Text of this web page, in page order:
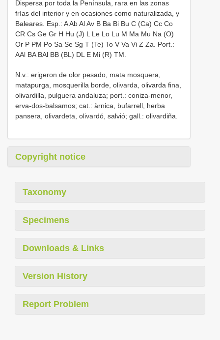
Dispersa por toda la Península, rara en las zonas
frías del interior y en ocasiones como naturalizada, y
Baleares. Esp.: A Ab Al Av B Ba Bi Bu C (Ca) Cc Co
CR Cs Ge Gr H Hu (J) L Le Lo Lu M Ma Mu Na (O)
Or P PM Po Sa Se Sg T (Te) To V Va Vi Z Za. Port.:
AAl BA BAl BB (BL) DL E Mi (R) TM.
N.v.: erigeron de olor pesado, mata mosquera,
matapurga, mosquerilla borde, olivarda, olivarda fina,
olivardilla, pulguera andaluza; port.: coniza-menor,
erva-dos-balsamos; cat.: àrnica, bufarrell, herba
pansera, olivardeta, olivardó, salvió; gall.: olivardiña.
Copyright notice
Taxonomy
Specimens
Downloads & Links
Version History
Report Problem